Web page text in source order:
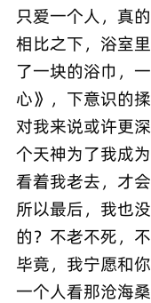
只爱一个人，真的
相比之下，浴室
了一块的浴巾，
心》，下意识的
对我来说或许更
个天神为了我成
看着我老去，才会
所以最后，我也
的？不老不死，不
毕竟，我宁愿和
一个人看那沧海桑